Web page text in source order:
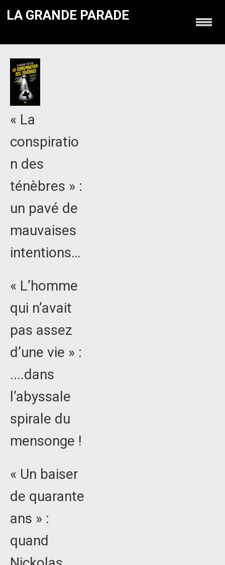
LA GRANDE PARADE
« La
conspiratio
n des
ténèbres » :
un pavé de
mauvaises
intentions…
« L’homme
qui n’avait
pas assez
d’une vie » :
....dans
l’abyssale
spirale du
mensonge !
« Un baiser
de quarante
ans » :
quand